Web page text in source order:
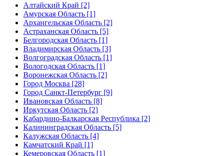
Алтайский Край [2]
Амурская Область [1]
Архангельская Область [2]
Астраханская Область [5]
Белгородская Область [1]
Владимирская Область [3]
Волгоградская Область [1]
Вологодская Область [1]
Воронежская Область [2]
Город Москва [28]
Город Санкт-Петербург [9]
Ивановская Область [8]
Иркутская Область [2]
Кабардино-Балкарская Республика [2]
Калининградская Область [5]
Калужская Область [4]
Камчатский Край [1]
Кемеровская Область [1]